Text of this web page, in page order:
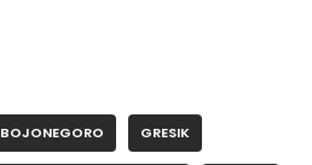
BOJONEGORO GRESIK